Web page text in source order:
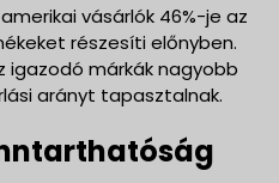
amerikai vásárlók 46%-je az
részesíti előnyben.
igazodó márkák nagyobb
arányt tapasztalnak.